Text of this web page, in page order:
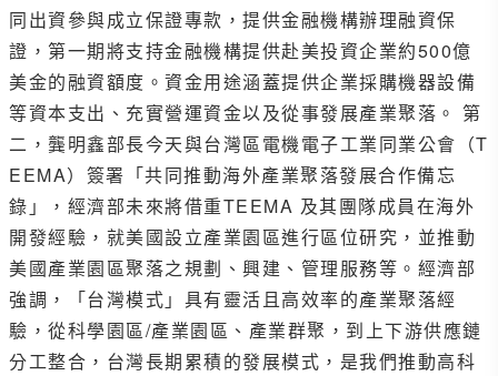
同出資參與成立保證專款，提供金融機構辦理融資保
證，第一期將支持金融機構提供赴美投資企業約500億
美金的融資額度。資金用途涵蓋提供企業採購機器設備
等資本支出、充實營運資金以及從事發展產業聚落。 第
二，龔明鑫部長今天與台灣區電機電子工業同業公會（T
EEMA）簽署「共同推動海外產業聚落發展合作備忘
錄」，經濟部未來將借重TEEMA 及其團隊成員在海外
開發經驗，就美國設立產業園區進行區位研究，並推動
美國產業園區聚落之規劃、興建、管理服務等。經濟部
強調，「台灣模式」具有靈活且高效率的產業聚落經
驗，從科學園區/產業園區、產業群聚，到上下游供應鏈
分工整合，台灣長期累積的發展模式，是我們推動高科